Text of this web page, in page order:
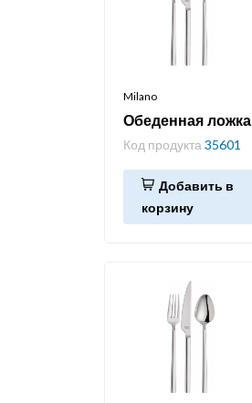
Milano
Обеденная ложка
Код продукта35601
Добавить в
корзину